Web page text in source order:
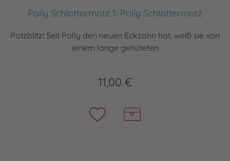
Polly Schlottermotz 1: Polly Schlottermotz
Potzblitz! Seit Polly den neuen Eckzahn hat, weiß sie von
einem lange gehüteten
11,00 €